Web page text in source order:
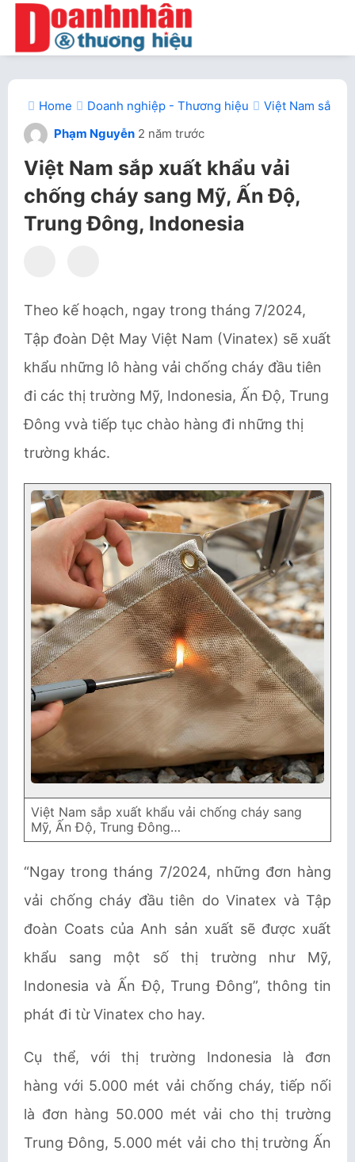
Home Doanh nghiệp - Thương hiệu
Việt Nam sắp
Phạm Nguyễn 2 năm trước
Việt Nam sắp xuất khẩu vải
chống cháy sang Mỹ, Ấn Độ,
Trung Đông, Indonesia
Theo kế hoạch, ngay trong tháng 7/2024,
Tập đoàn Dệt May Việt Nam (Vinatex) sẽ xuất
khẩu những lô hàng vải chống cháy đầu tiên
đi các thị trường Mỹ, Indonesia, Ấn Độ, Trung
Đông vvà tiếp tục chào hàng đi những thị
trường khác.
Việt Nam sắp xuất khẩu vải chống cháy sang
Mỹ, Ấn Độ, Trung Đông…
“Ngay trong tháng 7/2024, những đơn hàng
vải chống cháy đầu tiên do Vinatex và Tập
đoàn Coats của Anh sản xuất sẽ được xuất
khẩu sang một số thị trường như Mỹ,
Indonesia và Ấn Độ, Trung Đông”, thông tin
phát đi từ Vinatex cho hay.
Cụ thể, với thị trường Indonesia là đơn
hàngvới 5.000 mét vải chống cháy, tiếp nối
là đơn hàng 50.000 mét vải cho thị trường
Trung Đông, 5.000 mét vải cho thị trường Ấn